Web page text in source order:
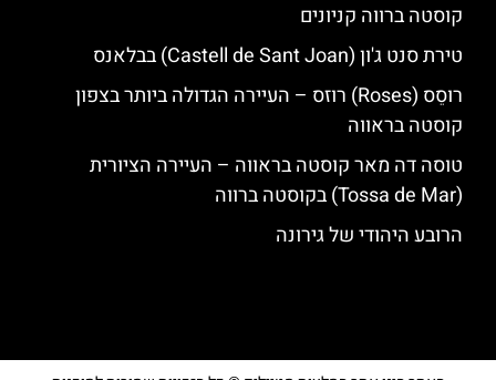
קוסטה ברווה קניונים
טירת סנט ג'ון (Castell de Sant Joan) בבלאנס
רוסֵס (Roses) רוזס – העיירה הגדולה ביותר בצפון
קוסטה בראווה
טוסה דה מאר קוסטה בראווה – העיירה הציורית
(Tossa de Mar) בקוסטה ברווה
הרובע היהודי של גירונה